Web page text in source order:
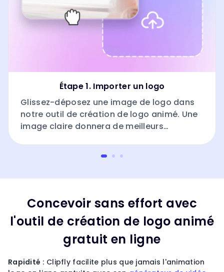
Étape 1. Importer un logo
Glissez-déposez une image de logo dans
notre outil de création de logo animé. Une
image claire donnera de meilleurs
Concevoir sans effort avec
l'outil de création de logo animé
gratuit en ligne
Rapidité : Clipfly facilite plus que jamais l'animation